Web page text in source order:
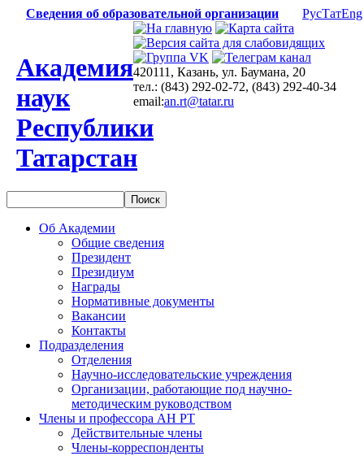
Сведения об образовательной организации РусТатEng
Академия
наук
Республики
Татарстан
420111, Казань, ул. Баумана, 20
тел.: (843) 292-02-72, (843) 292-40-34
email:an.rt@tatar.ru
Об Академии
Общие сведения
Президент
Президиум
Награды
Нормативные документы
Вакансии
Контакты
Подразделения
Отделения
Научно-исследовательские учреждения
Организации, работающие под научно-
методическим руководством
Члены и профессора АН РТ
Действительные члены
Члены-корреспонденты